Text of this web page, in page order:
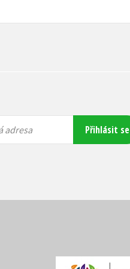
adresa Přihlásit se